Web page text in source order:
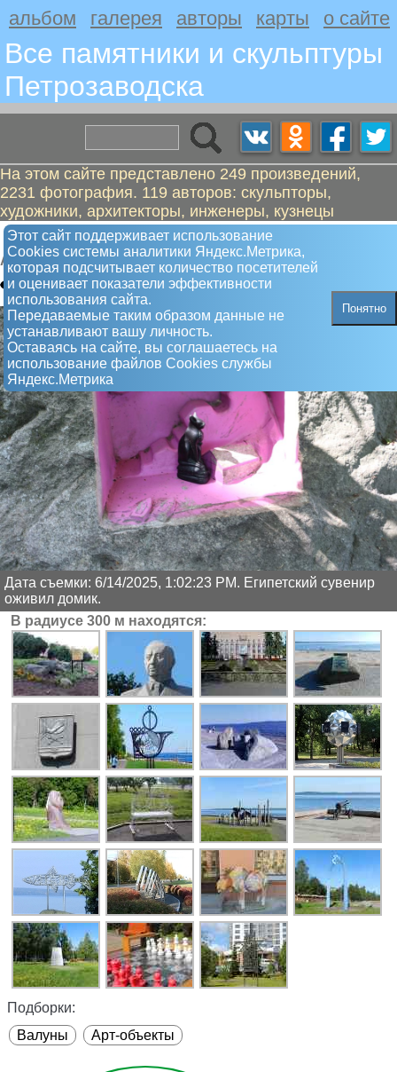
альбом галерея авторы карты о сайте
Все памятники и скульптуры
Петрозаводскa
На этом сайте представлено 249 произведений,
2231 фотография. 119 авторов: скульпторы,
художники, архитекторы, инженеры, кузнецы
Этот сайт поддерживает использование
Сookies системы аналитики Яндекс.Метрика,
которая подсчитывает количество посетителей
и оценивает показатели эффективности
использования сайта.
Передаваемые таким образом данные не
устанавливают вашу личность.
Оставаясь на сайте, вы соглашаетесь на
использование файлов Сookies службы
Яндекс.Метрика
Понятно
Котопёсый дом
Арт-объект
Дата съемки: 6/14/2025, 1:02:23 PM. Египетский сувенир
оживил домик.
В радиусе 300 м находятся:
Подборки:
Валуны
Арт-объекты